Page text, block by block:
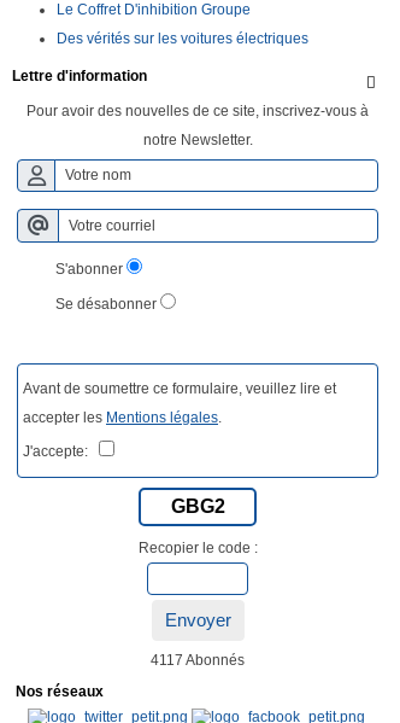
Le Coffret D'inhibition Groupe
Des vérités sur les voitures électriques

Lettre d'information
Pour avoir des nouvelles de ce site, inscrivez-vous à
notre Newsletter.
S'abonner
Se désabonner
Avant de soumettre ce formulaire, veuillez lire et
accepter les Mentions légales
J'accepte:
GBG2
Recopier le code :
Envoyer
4117 Abonnés
Nos réseaux